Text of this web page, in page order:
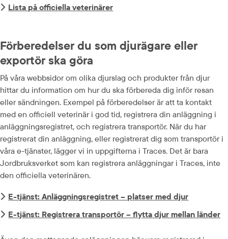
Lista på officiella veterinärer
Förberedelser du som djurägare eller
exportör ska göra
På våra webbsidor om olika djurslag och produkter från djur
hittar du information om hur du ska förbereda dig inför resan
eller sändningen. Exempel på förberedelser är att ta kontakt
med en officiell veterinär i god tid, registrera din anläggning i
anläggningsregistret, och registrera transportör. När du har
registrerat din anläggning, eller registrerat dig som transportör i
våra e-tjänster, lägger vi in uppgifterna i Traces. Det är bara
Jordbruksverket som kan registrera anläggningar i Traces, inte
den officiella veterinären.
E-tjänst: Anläggningsregistret – platser med djur
E-tjänst: Registrera transportör – flytta djur mellan länder